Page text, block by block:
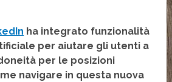
ha integrato funzionalità
per aiutare gli utenti a
per le posizioni
navigare in questa nuova